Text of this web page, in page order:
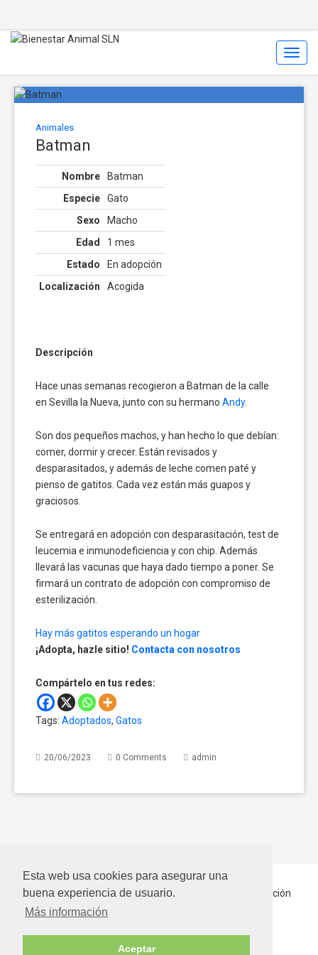
Esta web usa cookies para asegurar una
buena experiencia de usuario.
Más información
Aceptar
Animales
Batman
Nombre
Batman
Especie
Gato
Sexo
Macho
Edad
1 mes
Estado
En adopción
Localización
Acogida
Descripción
Hace unas semanas recogieron a Batman de la calle
en Sevilla la Nueva, junto con su hermano Andy.
Son dos pequeños machos, y han hecho lo que debían:
comer, dormir y crecer. Están revisados y
desparasitados, y además de leche comen paté y
pienso de gatitos. Cada vez están más guapos y
graciosos.
Se entregará en adopción con desparasitación, test de
leucemia e inmunodeficiencia y con chip. Además
llevará las vacunas que haya dado tiempo a poner. Se
firmará un contrato de adopción con compromiso de
esterilización.
Hay más gatitos esperando un hogar
¡Adopta, hazle sitio! Contacta con nosotros
Compártelo en tus redes:
Tags: Adoptados, Gatos
20/06/2023 0 Comments admin
Inicio Quiénes somos Hablando Por Ellos En Adopción
Contactar